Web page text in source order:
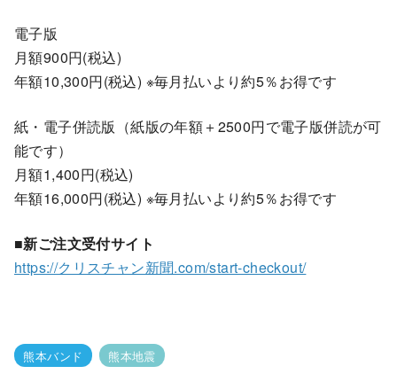
電子版
月額900円(税込)
年額10,300円(税込) ※毎月払いより約5％お得です
紙・電子併読版（紙版の年額＋2500円で電子版併読が可
能です）
月額1,400円(税込)
年額16,000円(税込) ※毎月払いより約5％お得です
■新ご注文受付サイト
https://クリスチャン新聞.com/start-checkout/
熊本バンド 熊本地震